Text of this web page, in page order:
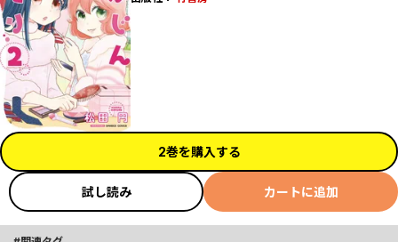
2巻を購入する
試し読み カートに追加